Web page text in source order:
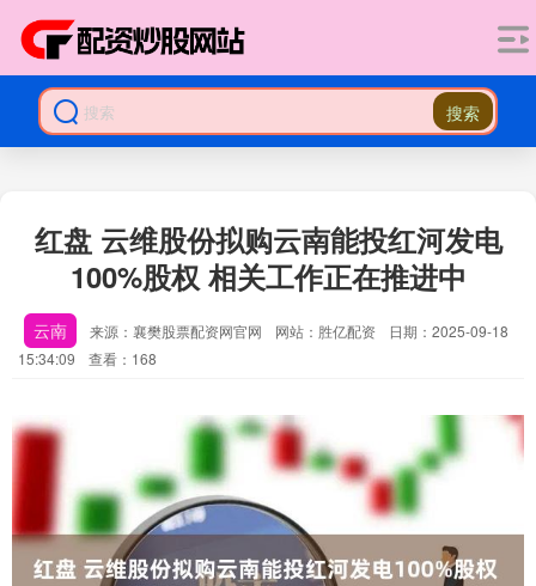
搜索
红盘 云维股份拟购云南能投红河发电
100%股权 相关工作正在推进中
云南 来源：襄樊股票配资网官网 网站：胜亿配资
日期：2025-09-18
15:34:09
查看：168